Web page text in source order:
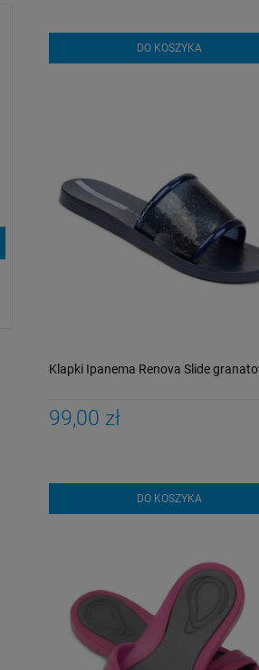
Strój kąpielowy Funkita
259,00 zł
DO KOSZYKA
DO KOSZYKA
Klapki Ipanema Renova Slide
99,00 zł
DO KOSZYKA